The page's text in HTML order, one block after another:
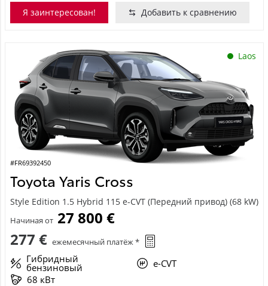
Я заинтересован! Добавить к сравнению
Laos
#FR69392450
Toyota Yaris Cross
Style Edition 1.5 Hybrid 115 e-CVT (Передний привод) (68 kW)
Начиная от 27 800 €
277 € ежемесячный платёж *
Гибридный
бензиновый
e-CVT
68 кВт